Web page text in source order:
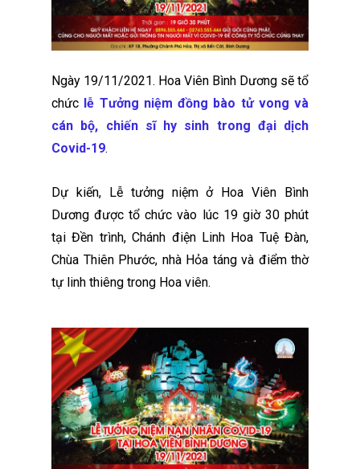
Ngày 19/11/2021. Hoa Viên Bình Dương sẽ tổ
chức lễ Tưởng niệm đồng bào tử vong và
cán bộ, chiến sĩ hy sinh trong đại dịch
Covid-19.
Dự kiến, Lễ tưởng niệm ở Hoa Viên Bình
Dương được tổ chức vào lúc 19 giờ 30 phút
tại Đền trình, Chánh điện Linh Hoa Tuệ Đàn,
Chùa Thiên Phước, nhà Hỏa táng và điểm thờ
tự linh thiêng trong Hoa viên.